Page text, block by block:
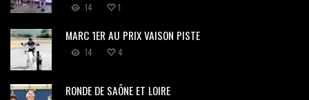
14 1
MARC 1ER AU PRIX VAISON PISTE
14 4
RONDE DE SAÔNE ET LOIRE